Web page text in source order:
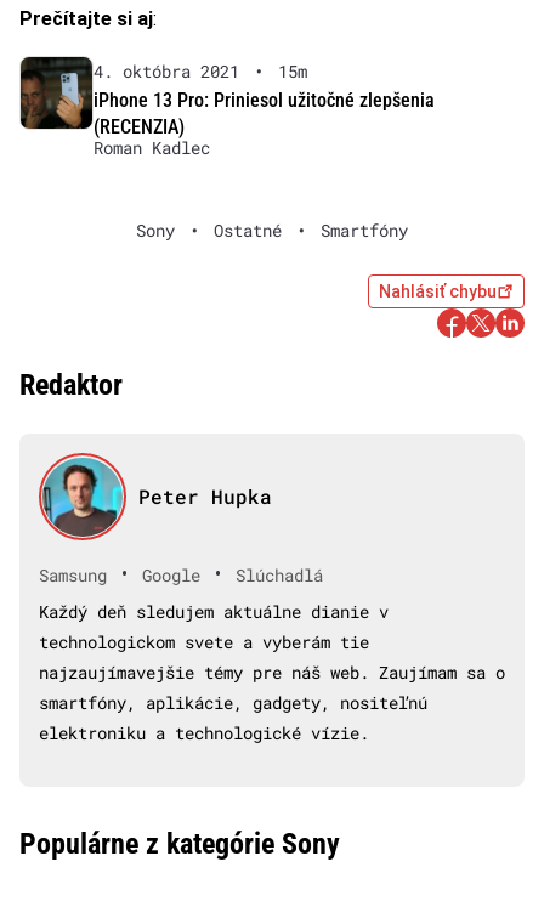
Prečítajte si aj:
4. októbra 2021 •
15m
iPhone 13 Pro: Priniesol užitočné zlepšenia
(RECENZIA)
Roman Kadlec
Sony • Ostatné • Smartfóny
Nahlásiť chybu
Redaktor
Peter Hupka
Samsung • Google •
Slúchadlá
Každý deň sledujem aktuálne dianie v
technologickom svete a vyberám tie
najzaujímavejšie témy pre náš web. Zaujímam sa o
smartfóny, aplikácie, gadgety, nositeľnú
elektroniku a technologické vízie.
Populárne z kategórie Sony